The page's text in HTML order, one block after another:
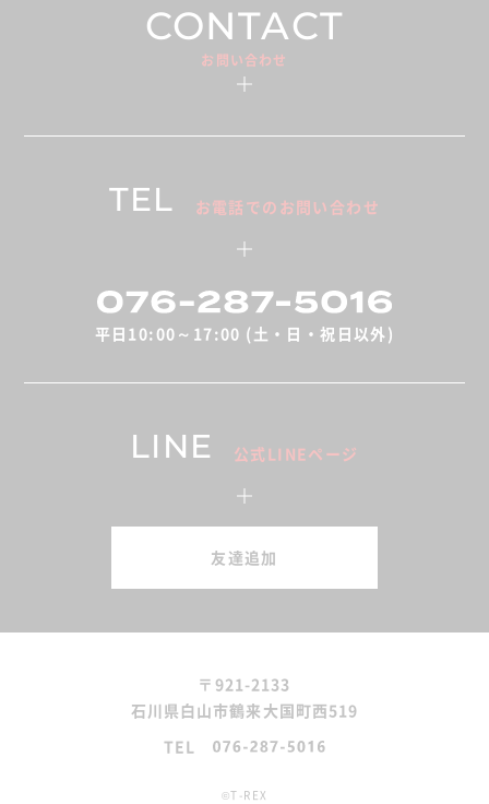
CONTACT
お問い合わせ
TEL お電話でのお問い合わせ
平日10:00～17:00 (土・日・祝日以外)
LINE 公式LINEページ
友達追加
〒921-2133
石川県白山市鶴来大国町西519
TEL
©T-REX